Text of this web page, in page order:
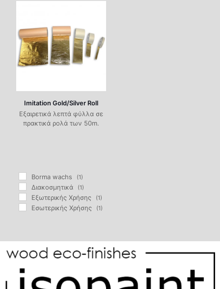
Imitation Gold/Silver Roll
Εξαιρετικά λεπτά φύλλα σε
πρακτικά ρολά των 50m.
Borma wachs (1)
Διακοσμητικά (1)
Εξωτερικής Χρήσης (1)
Εσωτερικής Χρήσης (1)